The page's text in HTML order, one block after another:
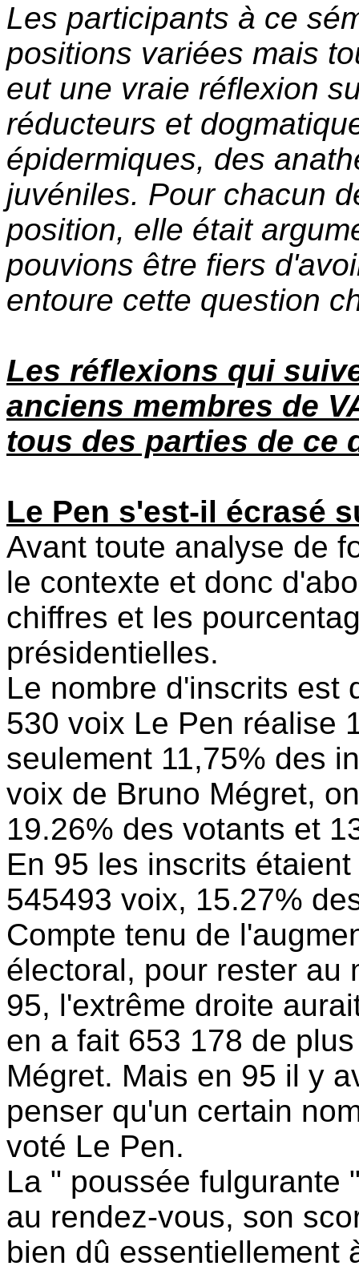
Les participants à ce
positions variées mais
eut une vraie réflexion
réducteurs et
épidermiques, des
juvéniles. Pour chacun
position, elle était
pouvions être fiers
entoure cette question
Les réflexions qui
anciens membres de
tous des parties de ce
Le Pen s'est-il écrasé
Avant toute analyse de
le contexte et donc
chiffres et les
présidentielles.
Le nombre d'inscrits est
530 voix Le Pen réalise
seulement 11,75% des
voix de Bruno Mégret,
19.26% des votants et
En 95 les inscrits
545493 voix, 15.27%
Compte tenu de
électoral, pour rester au
95, l'extrême droite
en a fait 653 178 de
Mégret. Mais en 95 il y
penser qu'un certain
voté Le Pen.
La " poussée fulgurante
au rendez-vous, son
bien dû essentiellement